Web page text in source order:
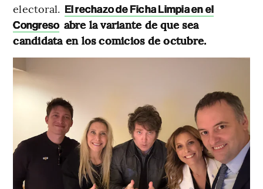
electoral. El rechazo de Ficha Limpia en el
Congreso abre la variante de que sea
candidata en los comicios de octubre.